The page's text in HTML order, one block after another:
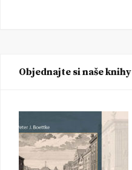
Objednajte si naše knihy